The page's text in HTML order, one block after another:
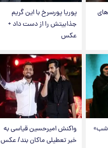
پوریا پورسرخ با این گریم
جذابیتش را از دست داد +
عکس
واکنش امیرحسین قیاسی به
خبر تعطیلی ماکان بند/ عکس